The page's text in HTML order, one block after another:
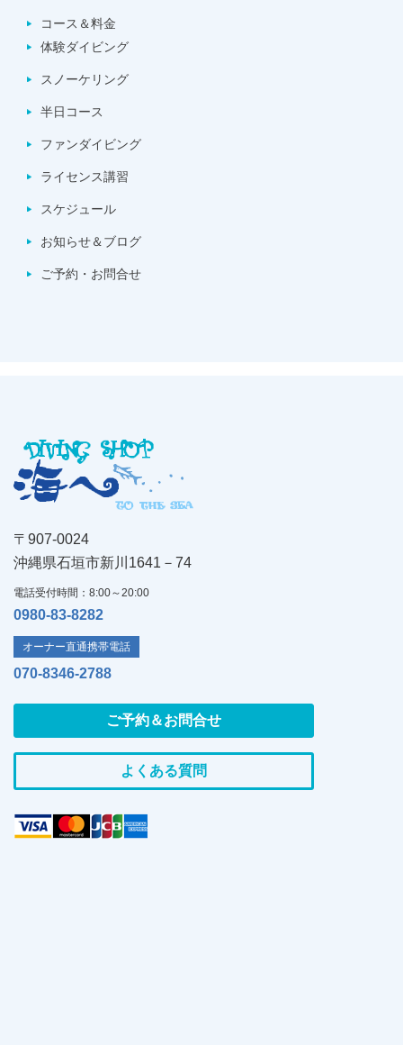
コース＆料金
体験ダイビング
スノーケリング
半日コース
ファンダイビング
ライセンス講習
スケジュール
お知らせ＆ブログ
ご予約・お問合せ
〒907-0024
沖縄県石垣市新川1641－74
電話受付時間：8:00～20:00
0980-83-8282
オーナー直通携帯電話
070-8346-2788
ご予約＆お問合せ
よくある質問